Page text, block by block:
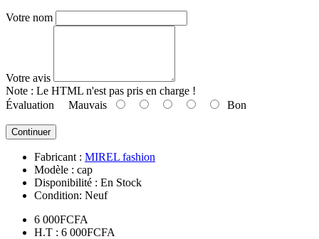
Votre nom
Votre avis
Note : Le HTML n'est pas pris en charge !
Évaluation Mauvais Bon
Continuer
Fabricant : MIREL fashion
Modèle : cap
Disponibilité : En Stock
Condition: Neuf
6 000FCFA
H.T : 6 000FCFA